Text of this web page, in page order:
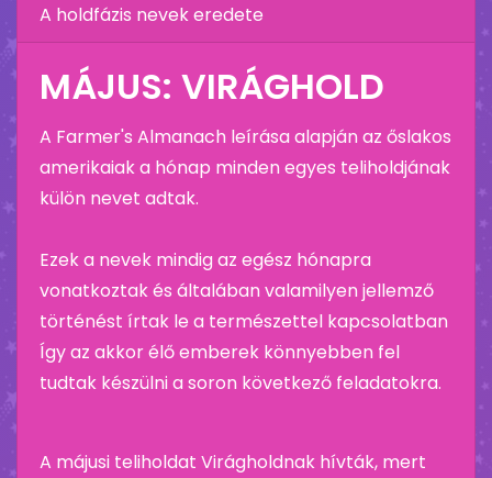
A holdfázis nevek eredete
MÁJUS: VIRÁGHOLD
A Farmer's Almanach leírása alapján az őslakos
amerikaiak a hónap minden egyes teliholdjának
külön nevet adtak.
Ezek a nevek mindig az egész hónapra
vonatkoztak és általában valamilyen jellemző
történést írtak le a természettel kapcsolatban
Így az akkor élő emberek könnyebben fel
tudtak készülni a soron következő feladatokra.
A májusi teliholdat Virágholdnak hívták, mert